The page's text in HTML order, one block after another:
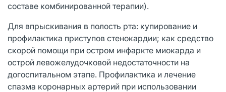
составе комбинированной терапии).
Для впрыскивания в полость рта: купирование и
профилактика приступов стенокардии; как средство
скорой помощи при остром инфаркте миокарда и
острой левожелудочковой недостаточности на
догоспитальном этапе. Профилактика и лечение
спазма коронарных артерий при использовании